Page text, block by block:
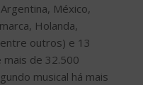
México,
Holanda,
entre outros) e 13
de 32.500
musical há mais